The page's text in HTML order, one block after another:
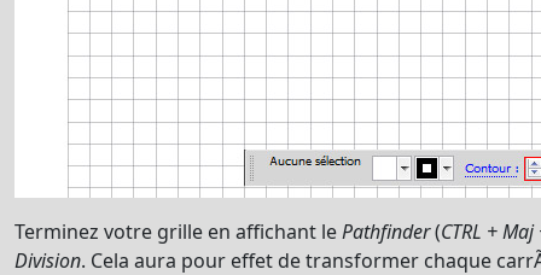
Terminez votre grille en affichant lePathfinder(CTRL + Maj
Division. Cela aura pour effet de transformer chaque